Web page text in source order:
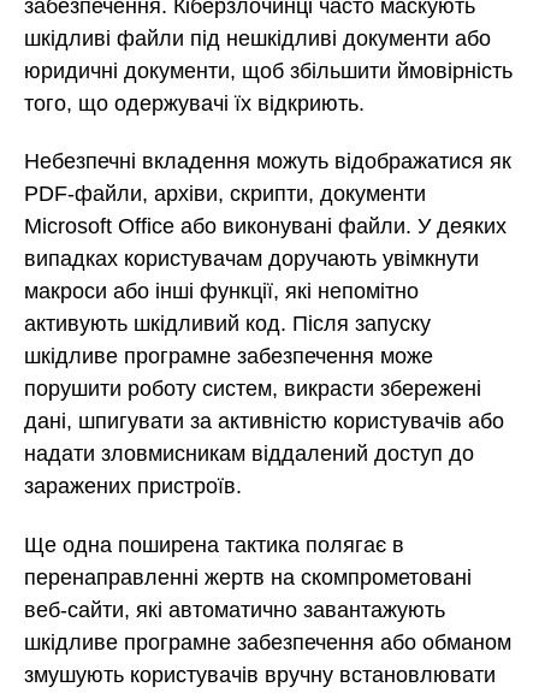
забезпечення. Кіберзлочинці часто маскують
шкідливі файли під нешкідливі документи або
юридичні документи, щоб збільшити ймовірність
того, що одержувачі їх відкриють.
Небезпечні вкладення можуть відображатися як
PDF-файли, архіви, скрипти, документи
Microsoft Office або виконувані файли. У деяких
випадках користувачам доручають увімкнути
макроси або інші функції, які непомітно
активують шкідливий код. Після запуску
шкідливе програмне забезпечення може
порушити роботу систем, викрасти збережені
дані, шпигувати за активністю користувачів або
надати зловмисникам віддалений доступ до
заражених пристроїв.
Ще одна поширена тактика полягає в
перенаправленні жертв на скомпрометовані
веб-сайти, які автоматично завантажують
шкідливе програмне забезпечення або обманом
змушують користувачів вручну встановлювати